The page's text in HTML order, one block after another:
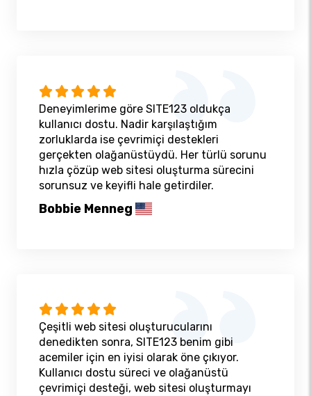
Deneyimlerime göre SITE123 oldukça
kullanıcı dostu. Nadir karşılaştığım
zorluklarda ise çevrimiçi destekleri
gerçekten olağanüstüydü. Her türlü sorunu
hızla çözüp web sitesi oluşturma sürecini
sorunsuz ve keyifli hale getirdiler.
Bobbie Menneg
Çeşitli web sitesi oluşturucularını
denedikten sonra, SITE123 benim gibi
acemiler için en iyisi olarak öne çıkıyor.
Kullanıcı dostu süreci ve olağanüstü
çevrimiçi desteği, web sitesi oluşturmayı